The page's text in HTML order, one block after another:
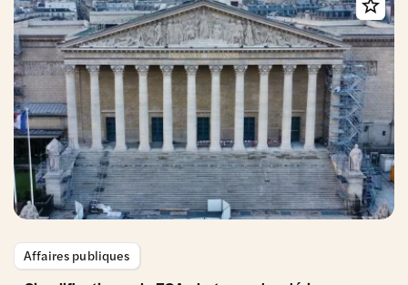
Affaires publiques